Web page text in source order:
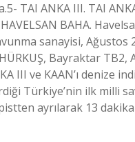
TAI ANKA III. TAI
BAHA.
sanayisi,
Bayraktar TB2,
ve KAAN’ı denize
Türkiye’nin ilk milli
ayrılarak 13